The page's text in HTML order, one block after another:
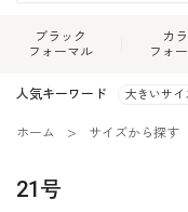
ブラック
フォーマル
カ
フォ
人気キーワード 大きいサイ
ホーム サイズから探す
21号